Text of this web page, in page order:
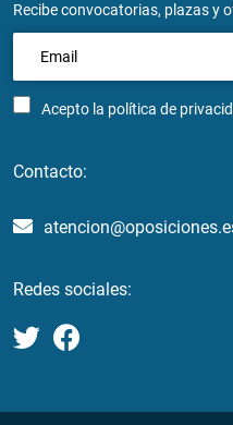
Recibe convocatorias, plazas y
Acepto la política de
Contacto:
Redes sociales: